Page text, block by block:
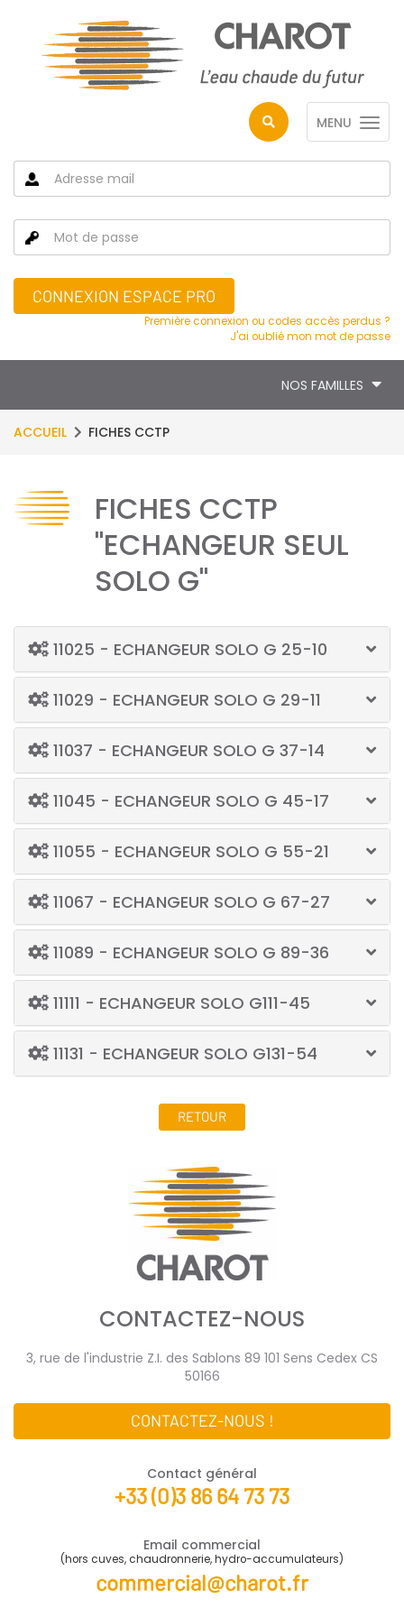
MENU
CONNEXION ESPACE PRO
Première connexion ou codes accès perdus ?
J'ai oublié mon mot de passe
NOS FAMILLES
ACCUEIL FICHES CCTP
FICHES CCTP
"ECHANGEUR SEUL
SOLO G"
11025 - ECHANGEUR SOLO G 25-10
11029 - ECHANGEUR SOLO G 29-11
11037 - ECHANGEUR SOLO G 37-14
11045 - ECHANGEUR SOLO G 45-17
11055 - ECHANGEUR SOLO G 55-21
11067 - ECHANGEUR SOLO G 67-27
11089 - ECHANGEUR SOLO G 89-36
11111 - ECHANGEUR SOLO G111-45
11131 - ECHANGEUR SOLO G131-54
RETOUR
CONTACTEZ-NOUS
3, rue de l'industrie Z.I. des Sablons 89 101 Sens Cedex CS
50166
CONTACTEZ-NOUS !
Contact général
+33 (0)3 86 64 73 73
Email commercial
(hors cuves, chaudronnerie, hydro-accumulateurs)
commercial@charot.fr